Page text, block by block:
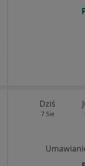
Dziś
7 Sie